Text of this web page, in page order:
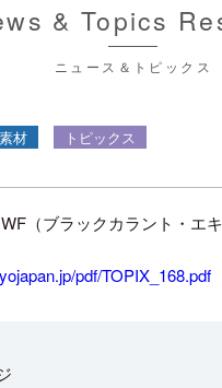
& Topics
ニュース＆トピックス
材
トピックス
（ブラックカラント・エ
pdf/TOPIX_168.pdf